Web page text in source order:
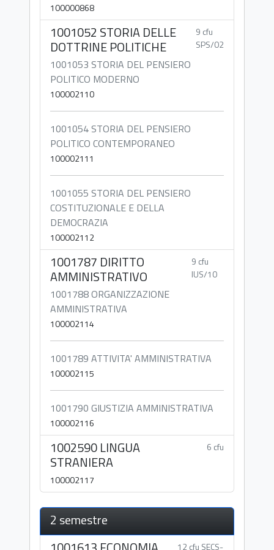
100000868
1001052 STORIA DELLE
DOTTRINE POLITICHE
9 cfu
SPS/02
1001053 STORIA DEL PENSIERO
POLITICO MODERNO
100002110
1001054 STORIA DEL PENSIERO
POLITICO CONTEMPORANEO
100002111
1001055 STORIA DEL PENSIERO
COSTITUZIONALE E DELLA
DEMOCRAZIA
100002112
1001787 DIRITTO
AMMINISTRATIVO
9 cfu
IUS/10
1001788 ORGANIZZAZIONE
AMMINISTRATIVA
100002114
1001789 ATTIVITA' AMMINISTRATIVA
100002115
1001790 GIUSTIZIA AMMINISTRATIVA
100002116
1002590 LINGUA
STRANIERA
6 cfu
100002117
2 semestre
12 cfu SECS-